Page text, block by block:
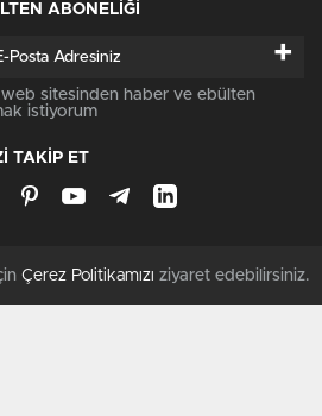
ABONELİĞİ
+
web sitesinden haber ve ebülten
istiyorum
TAKİP ET
Çerez Politikamızı ziyaret edebilirsiniz.